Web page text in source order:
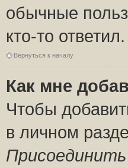
обычные
кто-то ответил.
Вернуться к началу
Как мне
Чтобы
в личном
Присоединить